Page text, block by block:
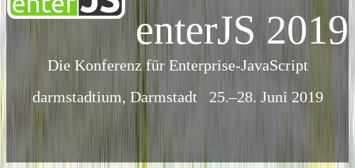
enterJS 2019
Die Konferenz für Enterprise-JavaScript
darmstadtium, Darmstadt 25.–28. Juni 2019